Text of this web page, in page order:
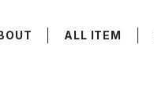
ALL ITEM